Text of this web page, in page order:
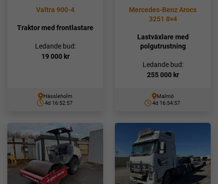
Valtra 900-4
Traktor med frontlastare
Ledande bud:
19 000 kr
Hässleholm
4d 16:52:56
Mercedes-Benz Arocs
3251 8×4
Lastväxlare med
polgutrustning
Ledande bud:
255 000 kr
Malmö
4d 16:54:56